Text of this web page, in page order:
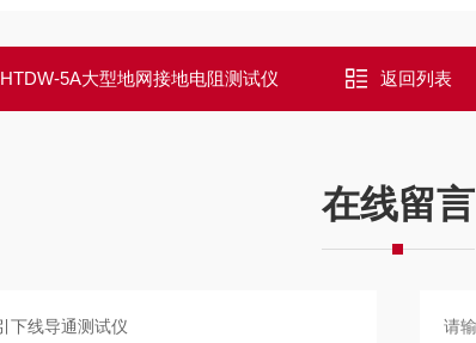
HTDW-5A大型地网接地电阻测试仪 返回列表
在线留言